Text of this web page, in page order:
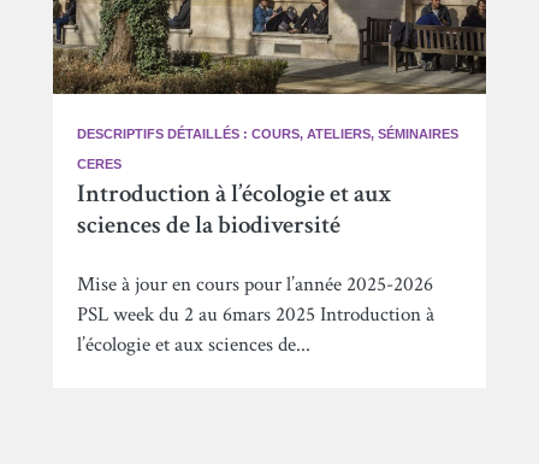
DESCRIPTIFS DÉTAILLÉS : COURS, ATELIERS, SÉMINAIRES
CERES
Introduction à l’écologie et aux
sciences de la biodiversité
Mise à jour en cours pour l’année 2025-2026
PSL week du 2 au 6mars 2025 Introduction à
l’écologie et aux sciences de...